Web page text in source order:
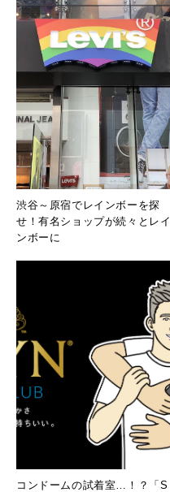
渋谷～原宿でレインボーを探
せ！有名ショップが続々とレイ
ンボーに
コンドームの試着室…！？「S